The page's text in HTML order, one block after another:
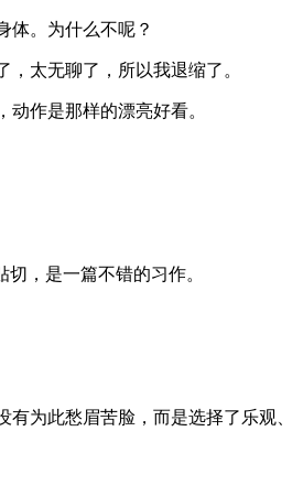
体。为什么不呢？
太无聊了，所以我退缩了。
作是那样的漂亮好看。
，是一篇不错的习作。
为此愁眉苦脸，而是选择了乐观、